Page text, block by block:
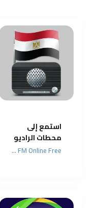
استمع إلى
محطات الراديو
المصرية في أي
Radio FM Online Free